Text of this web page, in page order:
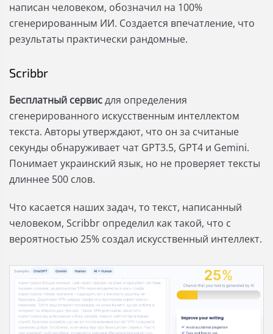
написан человеком, обозначил на 100%
сгенерированным ИИ. Создается впечатление, что
результаты практически рандомные.
Scribbr
Бесплатный сервисдля определения
сгенерированного искусственным интеллектом
текста. Авторы утверждают, что он за считаные
секунды обнаруживает чат GPT3.5, GPT4 и Gemini.
Понимает украинский язык, но не проверяет тексты
длиннее 500 слов.
Что касается наших задач, то текст, написанный
человеком, Scribbr определил как такой, что с
вероятностью 25% создал искусственный интеллект.